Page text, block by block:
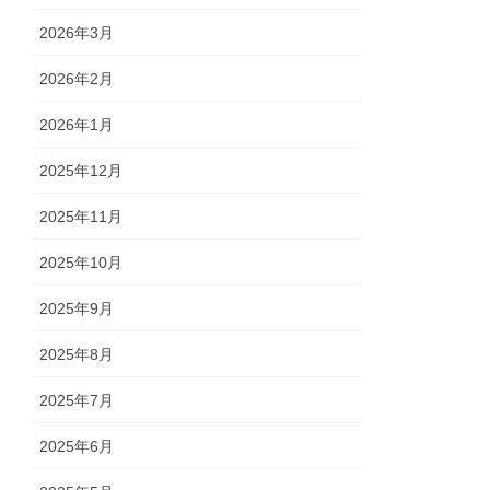
2026年3月
2026年2月
2026年1月
2025年12月
2025年11月
2025年10月
2025年9月
2025年8月
2025年7月
2025年6月